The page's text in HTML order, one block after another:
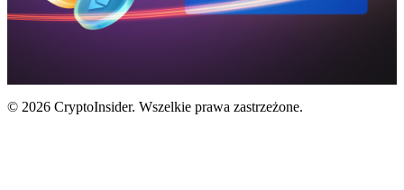
© 2026 CryptoInsider. Wszelkie prawa zastrzeżone.